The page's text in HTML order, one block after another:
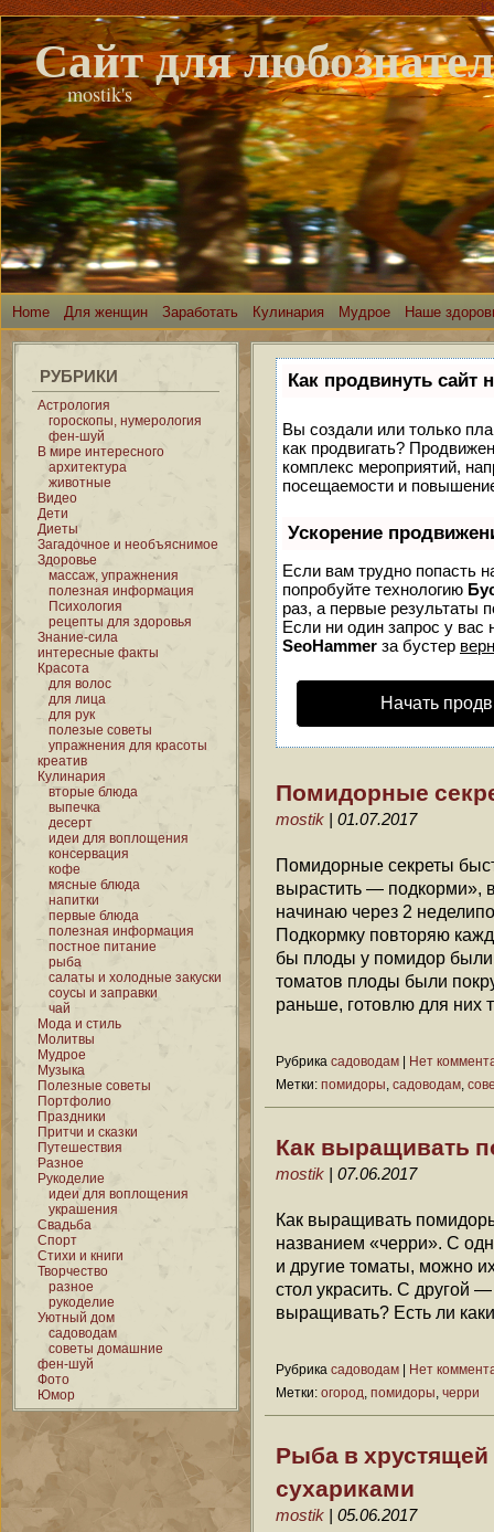
Сайт для
mostik's
Home Для женщин Заработать Кулинария Мудрое Наше
РУБРИКИ
Астрология
гороскопы, нумерология
фен-шуй
В мире интересного
архитектура
животные
Видео
Дети
Диеты
Загадочное и необъяснимое
Здоровье
массаж, упражнения
полезная информация
Психология
рецепты для здоровья
Знание-сила
интересные факты
Красота
для волос
для лица
для рук
полезые советы
упражнения для красоты
креатив
Кулинария
вторые блюда
выпечка
десерт
идеи для воплощения
консервация
кофе
мясные блюда
напитки
первые блюда
полезная информация
постное питание
рыба
салаты и холодные закуски
соусы и заправки
чай
Мода и стиль
Молитвы
Мудрое
Музыка
Полезные советы
Портфолио
Праздники
Притчи и сказки
Путешествия
Разное
Рукоделие
идеи для воплощения
украшения
Свадьба
Спорт
Стихи и книги
Творчество
разное
рукоделие
Уютный дом
садоводам
советы домашние
фен-шуй
Фото
Юмор
Как продвинуть сайт
Вы создали или только
как продвигать?
комплекс мероприятий,
посещаемости и
Ускорение
Если вам трудно попасть
попробуйте технологию
раз, а первые результаты
Если ни один запрос у вас
SeoHammer за бустер
Начать
Помидорные
mostik | 01.07.2017
Помидорные секреты
вырастить — подкорми»,
начинаю через 2
Подкормку повторяю
бы плоды у помидор были
томатов плоды были
раньше, готовлю для них
Рубрика садоводам
Нет
Метки: помидоры садоводам
Как выращивать
mostik | 07.06.2017
Как выращивать
названием «черри». С
и другие томаты, можно
стол украсить. С другой
выращивать? Есть ли
Рубрика садоводам
Нет
Метки: огород помидоры черри
Рыба в
сухариками
mostik | 05.06.2017